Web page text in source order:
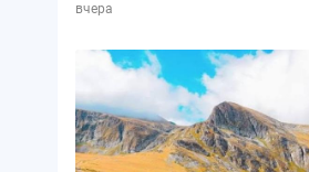
Позиция в лунен
цикъл:
вчера